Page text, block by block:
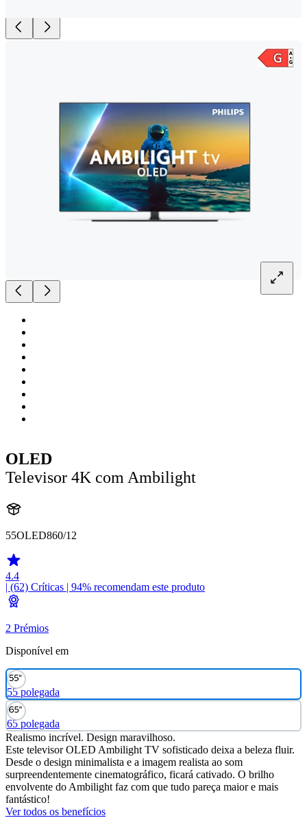
OLED
Televisor 4K com Ambilight
55OLED860/12
4.4
| (62) Críticas | 94% recomendam este produto
2 Prémios
Disponível em
55 polegada
65 polegada
Realismo incrível. Design maravilhoso.
Este televisor OLED Ambilight TV sofisticado deixa a beleza fluir.
Desde o design minimalista e a imagem realista ao som
surpreendentemente cinematográfico, ficará cativado. O brilho
envolvente do Ambilight faz com que tudo pareça maior e mais
fantástico!
Ver todos os benefícios